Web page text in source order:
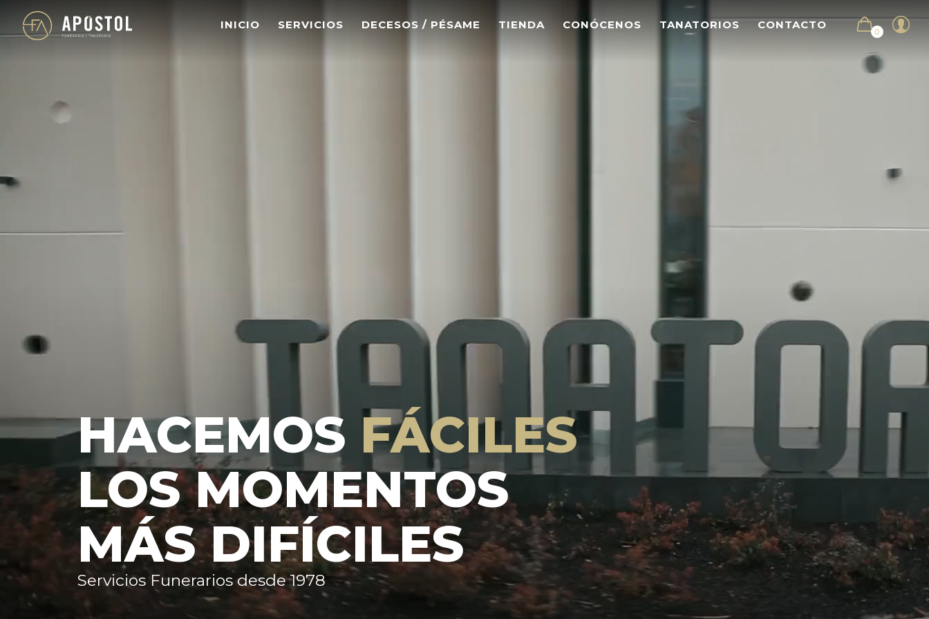
INICIO SERVICIOS DECESOS / PÉSAME TIENDA CONÓCENOS TANATORIOS CONTACTO
0
HACEMOS FÁCILES
LOS MOMENTOS
MÁS DIFÍCILES
Servicios Funerarios desde 1978